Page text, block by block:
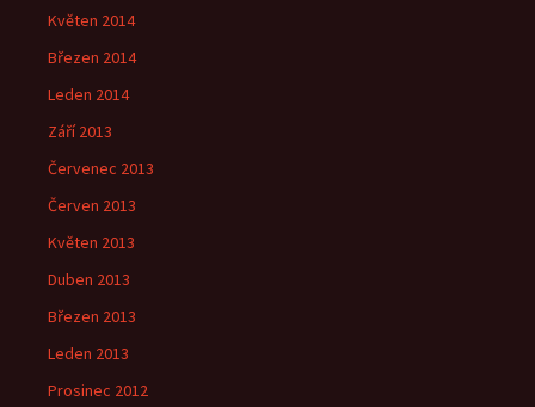
Květen 2014
Březen 2014
Leden 2014
Září 2013
Červenec 2013
Červen 2013
Květen 2013
Duben 2013
Březen 2013
Leden 2013
Prosinec 2012